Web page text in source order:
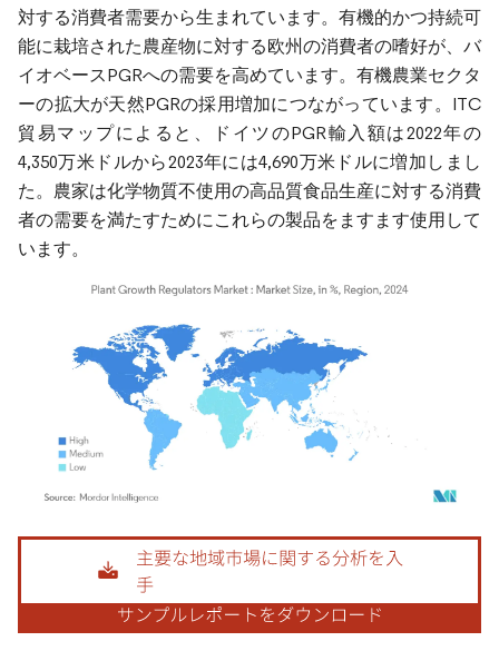
対する消費者需要から生まれています。有機的かつ持続可
能に栽培された農産物に対する欧州の消費者の嗜好が、バ
イオベースPGRへの需要を高めています。有機農業セクタ
ーの拡大が天然PGRの採用増加につながっています。ITC
貿易マップによると、ドイツのPGR輸入額は2022年の
4,350万米ドルから2023年には4,690万米ドルに増加しまし
た。農家は化学物質不使用の高品質食品生産に対する消費
者の需要を満たすためにこれらの製品をますます使用して
います。
画像 © Mordor Intelligence。再利用にはCC BY 4.0の表示が必要です。